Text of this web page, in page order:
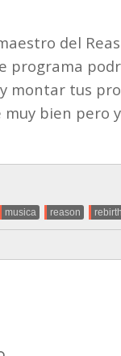
del
programa
montar tus
muy bien pero
musica reason